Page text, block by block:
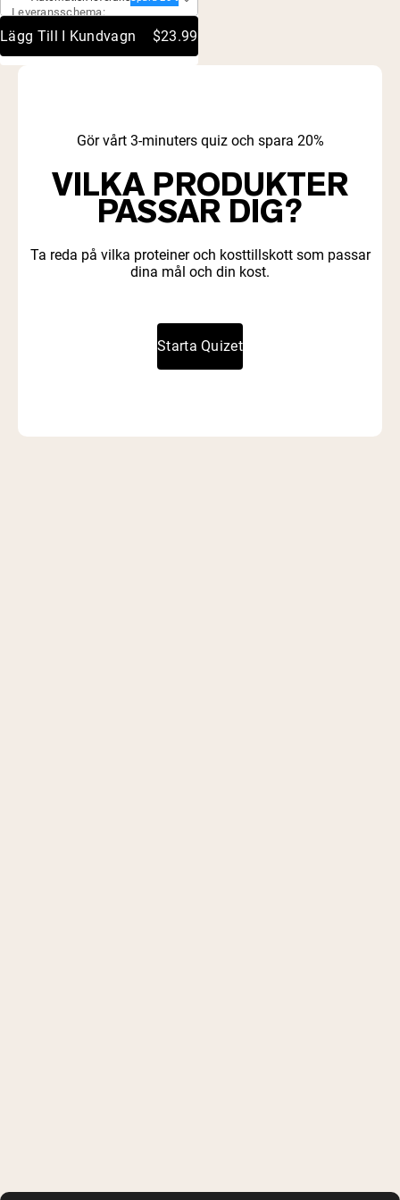
of
5
stars
Leveransschema:
Lägg Till I Kundvagn $23.99
Gör vårt 3-minuters quiz och spara 20%
VILKA PRODUKTER
PASSAR DIG?
Ta reda på vilka proteiner och kosttillskott som passar
dina mål och din kost.
Starta Quizet